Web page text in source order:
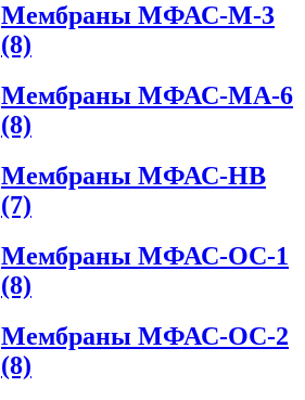
Мембраны МФАС-М-3
(8)
Мембраны МФАС-МА-6
(8)
Мембраны МФАС-НВ
(7)
Мембраны МФАС-ОС-1
(8)
Мембраны МФАС-ОС-2
(8)